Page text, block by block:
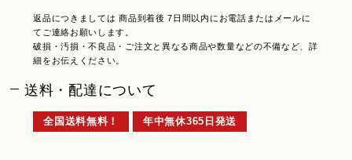
返品につきましては 商品到着後 7日間以内にお電話またはメールに
てご連絡お願いします。
破損・汚損・不良品・ご注文と異なる商品や数量などの不備など、詳
細をお伝えください。
送料・配達について
全国送料無料！ 年中無休365日発送